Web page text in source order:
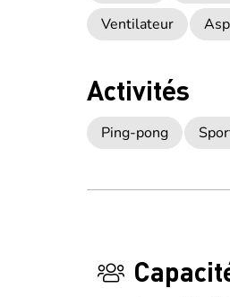
Ventilateur
Activités
Ping-pong